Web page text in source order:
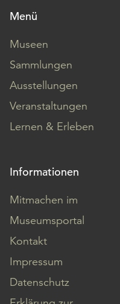
Menü
Museen
Sammlungen
Ausstellungen
Veranstaltungen
Lernen & Erleben
Informationen
Mitmachen im
Museumsportal
Kontakt
Impressum
Datenschutz